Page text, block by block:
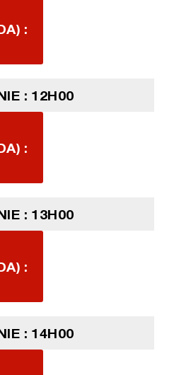
:
: 12H00
:
: 13H00
:
: 14H00